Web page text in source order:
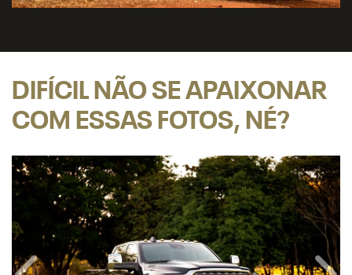
DIFÍCIL NÃO SE APAIXONAR
COM ESSAS FOTOS, NÉ?